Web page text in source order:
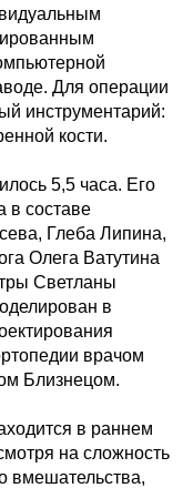
Для операции
инструментарий:
кости.
5,5 часа. Его
в составе
Глеба Липина,
Олега Ватутина
Светланы
в
врачом
Близнецом.
в раннем
на сложность
вмешательства,